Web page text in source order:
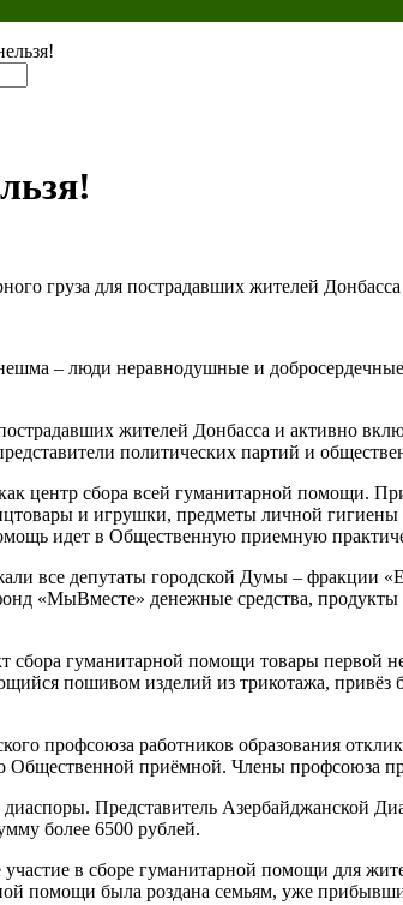
груза для пострадавших жителей Донбасса
– люди неравнодушные и
жителей Донбасса и активно
политических партий и
центр сбора всей гуманитарной помощи.
и игрушки, предметы личной
идет в Общественную приемную
все депутаты городской Думы – фракции
«МыВместе» денежные средства, продукты
гуманитарной помощи товары первой
пошивом изделий из трикотажа,
профсоюза работников образования
Общественной приёмной. Члены профсоюза
Представитель Азербайджанской
более 6500 рублей.
в сборе гуманитарной помощи для
помощи была роздана семьям, уже